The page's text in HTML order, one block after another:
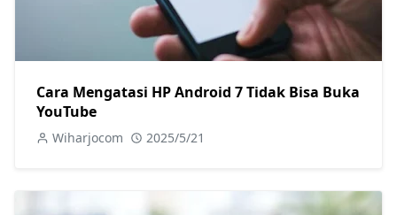
Cara Mengatasi HP Android 7 Tidak Bisa Buka
YouTube
Wiharjocom 2025/5/21